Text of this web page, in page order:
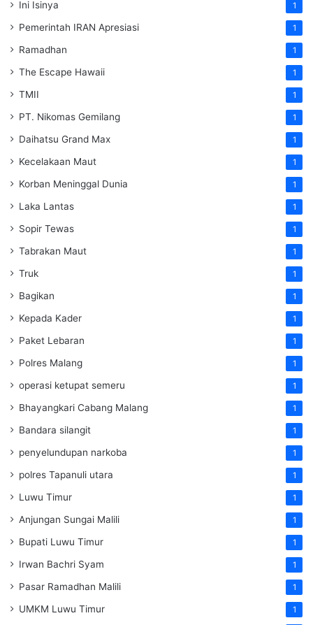
Ini Isinya 1
Pemerintah IRAN Apresiasi 1
Ramadhan 1
The Escape Hawaii 1
TMII 1
PT. Nikomas Gemilang 1
Daihatsu Grand Max 1
Kecelakaan Maut 1
Korban Meninggal Dunia 1
Laka Lantas 1
Sopir Tewas 1
Tabrakan Maut 1
Truk 1
Bagikan 1
Kepada Kader 1
Paket Lebaran 1
Polres Malang 1
operasi ketupat semeru 1
Bhayangkari Cabang Malang 1
Bandara silangit 1
penyelundupan narkoba 1
polres Tapanuli utara 1
Luwu Timur 1
Anjungan Sungai Malili 1
Bupati Luwu Timur 1
Irwan Bachri Syam 1
Pasar Ramadhan Malili 1
UMKM Luwu Timur 1